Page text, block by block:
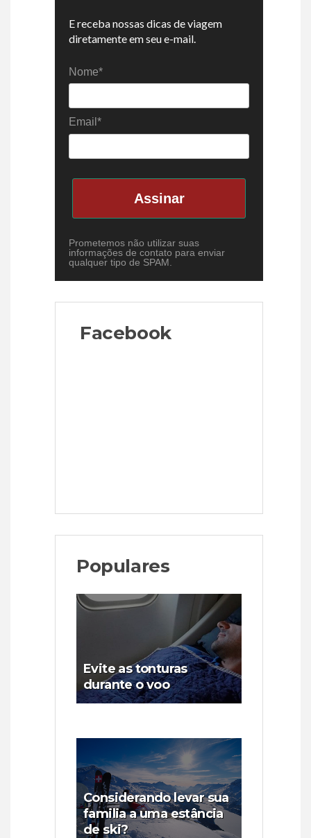
E receba nossas dicas de viagem
diretamente em seu e-mail.
Nome*
Email*
Assinar
Prometemos não utilizar suas
informações de contato para enviar
qualquer tipo de SPAM.
Facebook
Populares
Evite as tonturas
durante o voo
Considerando levar sua
familia a uma estância
de ski?